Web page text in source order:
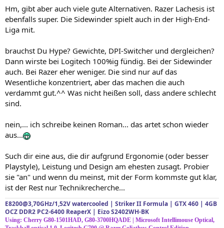
Hm, gibt aber auch viele gute Alternativen. Razer Lachesis ist
ebenfalls super. Die Sidewinder spielt auch in der High-End-
Liga mit.
brauchst Du Hype? Gewichte, DPI-Switcher und dergleichen?
Dann wirste bei Logitech 100%ig fündig. Bei der Sidewinder
auch. Bei Razer eher weniger. Die sind nur auf das
Wesentliche konzentriert, aber das machen die auch
verdammt gut.^^ Was nicht heißen soll, dass andere schlecht
sind.
nein,... ich schreibe keinen Roman... das artet schon wieder
aus...
Such dir eine aus, die dir aufgrund Ergonomie (oder besser
Playstyle), Leistung und Design am ehesten zusagt. Probier
sie "an" und wenn du meinst, mit der Form kommste gut klar,
ist der Rest nur Technikrecherche...
E8200@3,70GHz/1,52V watercooled | Striker II Formula | GTX 460 | 4GB
OCZ DDR2 PC2-6400 ReaperX | Eizo S2402WH-BK
Using: Cherry G80-1501HAD, G80-3700HQADE | Microsoft Intellimouse Optical,